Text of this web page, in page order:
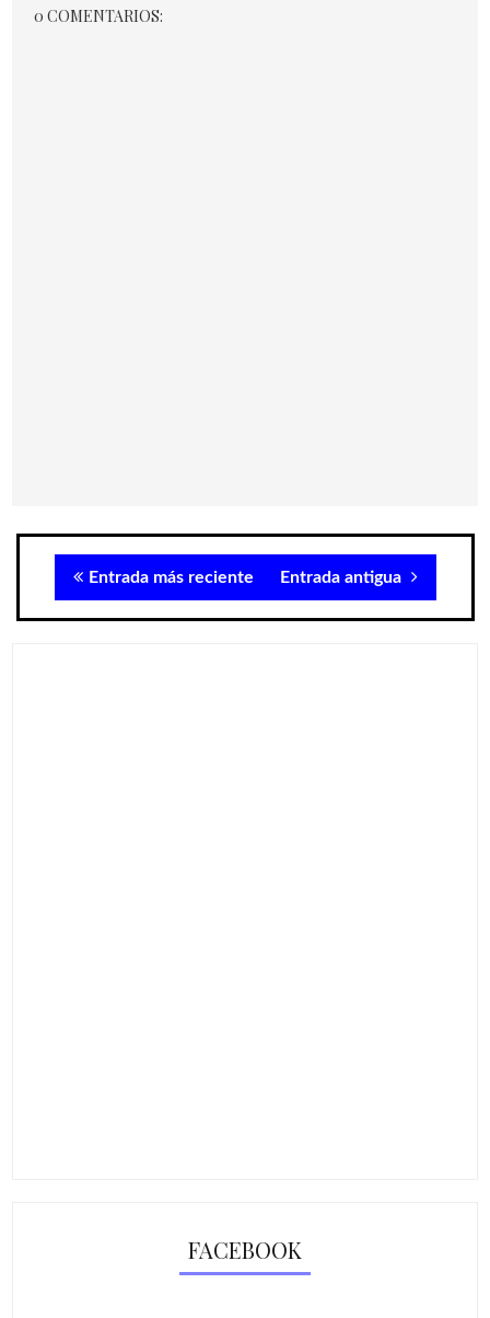
0 COMENTARIOS:
Entrada más reciente Entrada antigua
FACEBOOK